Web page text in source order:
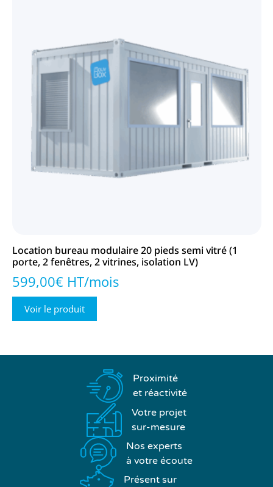
Location bureau modulaire 20 pieds semi vitré (1
porte, 2 fenêtres, 2 vitrines, isolation LV)
599,00€ HT/mois
Voir le produit
Proximité
et réactivité
Votre projet
sur-mesure
Nos experts
à votre écoute
Présent sur